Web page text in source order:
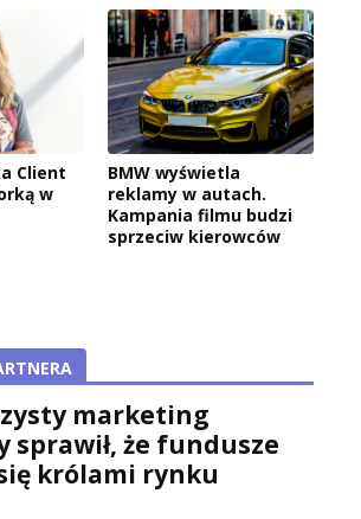
Client
w
BMW wyświetla
reklamy w autach.
Kampania filmu budzi
sprzeciw kierowców
marketing
sprawił, że fundusze
się królami rynku